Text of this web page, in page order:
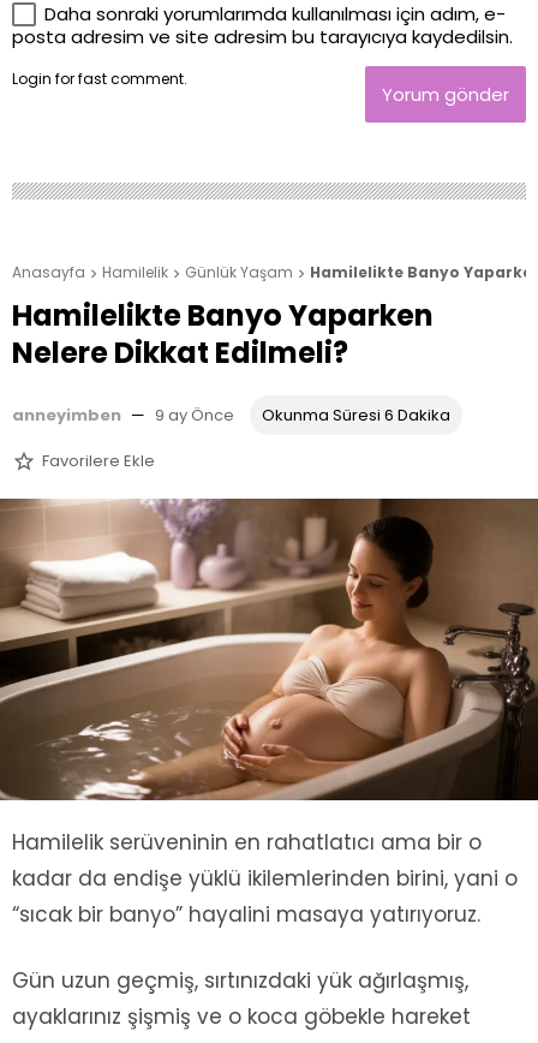
Daha sonraki yorumlarımda kullanılması için adım, e-
posta adresim ve site adresim bu tarayıcıya kaydedilsin.
Login for fast comment.
Yorum gönder
Anasayfa  Hamilelik  Günlük Yaşam  Hamilelikte Banyo
Hamilelikte Banyo Yaparken
Nelere Dikkat Edilmeli?
anneyimben — 9 ay Önce Okunma Süresi 6 Dakika
 Favorilere Ekle
Hamilelik serüveninin en rahatlatıcı ama bir o
kadar da endişe yüklü ikilemlerinden birini, yani o
“sıcak bir banyo” hayalini masaya yatırıyoruz.
Gün uzun geçmiş, sırtınızdaki yük ağırlaşmış,
ayaklarınız şişmiş ve o koca göbekle hareket